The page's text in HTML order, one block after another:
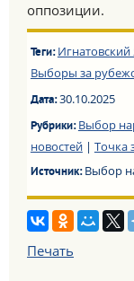
оппозиции.
Теги: Игнатовский
Выборы за
Дата:30.10.2025
Рубрики:Выбор
новостей| Точка
Источник:Выбор
Печать